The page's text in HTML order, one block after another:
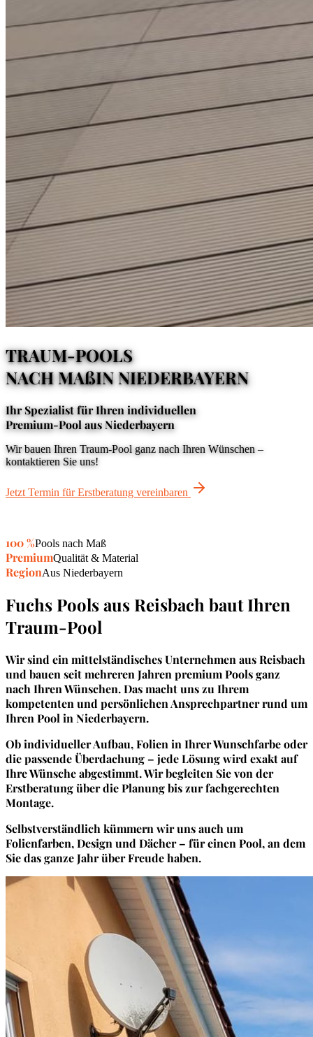
TRAUM-POOLS
NACH MAßIN NIEDERBAYERN
Ihr Spezialist für Ihren individuellen
Premium-Pool aus Niederbayern
Wir bauen Ihren Traum-Pool ganz nach Ihren Wünschen –
kontaktieren Sie uns!
Jetzt Termin für Erstberatung vereinbaren
100 %Pools nach Maß
PremiumQualität & Material
RegionAus Niederbayern
Fuchs Pools aus Reisbach baut Ihren
Traum-Pool
Wir sind ein mittelständisches Unternehmen aus Reisbach
und bauen seit mehreren Jahren premium Pools ganz
nach Ihren Wünschen. Das macht uns zu Ihrem
kompetenten und persönlichen Ansprechpartner rund um
Ihren Pool in Niederbayern.
Ob individueller Aufbau, Folien in Ihrer Wunschfarbe oder
die passende Überdachung – jede Lösung wird exakt auf
Ihre Wünsche abgestimmt. Wir begleiten Sie von der
Erstberatung über die Planung bis zur fachgerechten
Montage.
Selbstverständlich kümmern wir uns auch um
Folienfarben, Design und Dächer – für einen Pool, an dem
Sie das ganze Jahr über Freude haben.